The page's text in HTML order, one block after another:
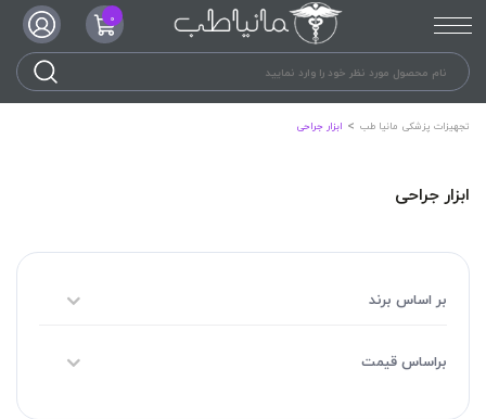
0
تجهیزات پزشکی مانیا طب ابزار جراحی
ابزار جراحی
بر اساس برند
براساس قیمت